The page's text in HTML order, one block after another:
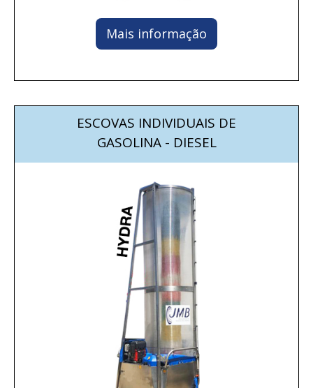
Mais informação
ESCOVAS INDIVIDUAIS DE
GASOLINA - DIESEL